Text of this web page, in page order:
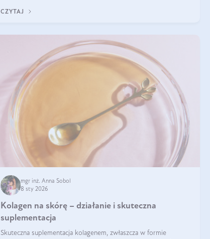
eteryczne są najlepsze? Poznaj najważniejsze kryteria wyboru!
CZYTAJ
mgr inż. Anna Sobol
8 sty 2026
Kolagen na skórę – działanie i skuteczna
suplementacja
Skuteczna suplementacja kolagenem, zwłaszcza w formie